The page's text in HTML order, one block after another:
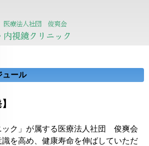
ュール
ック」が属する医療法人社団 俊爽会
を高め、健康寿命を伸ばしていただ